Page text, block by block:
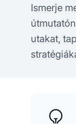
Ismerje
utakat,